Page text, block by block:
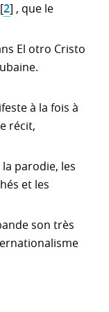
[2] , que le
El otro Cristo
à la fois à
récit,
parodie, les
et les
son très